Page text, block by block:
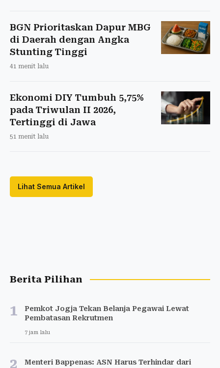
BGN Prioritaskan Dapur MBG
di Daerah dengan Angka
Stunting Tinggi
41 menit lalu
Ekonomi DIY Tumbuh 5,75%
pada Triwulan II 2026,
Tertinggi di Jawa
51 menit lalu
Lihat Semua Artikel
Berita Pilihan
1
Pemkot Jogja Tekan Belanja Pegawai Lewat
Pembatasan Rekrutmen
7 jam lalu
2
Menteri Bappenas: ASN Harus Terhindar dari